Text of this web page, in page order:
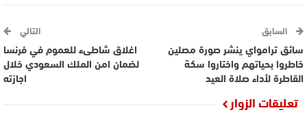
السابق
سائق ترامواي ينشر صورة مصلين
خاطروا بحياتهم واختاروا سكة
القاطرة لأداء صلاة العيد
التالي
اغلاق شاطىء للعموم في فرنسا
لضمان امن الملك السعودي خلال
اجازته
تعليقات الزوار